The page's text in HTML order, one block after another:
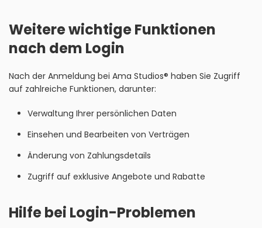
Weitere wichtige Funktionen
nach dem Login
Nach der Anmeldung bei Ama Studios® haben Sie Zugriff
auf zahlreiche Funktionen, darunter:
Verwaltung Ihrer persönlichen Daten
Einsehen und Bearbeiten von Verträgen
Änderung von Zahlungsdetails
Zugriff auf exklusive Angebote und Rabatte
Hilfe bei Login-Problemen